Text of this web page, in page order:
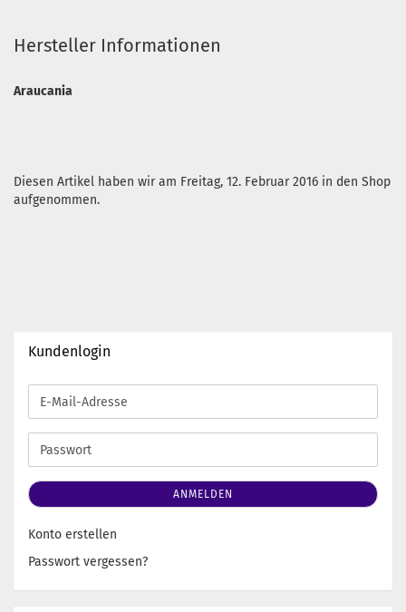
Hersteller Informationen
Araucania
Diesen Artikel haben wir am Freitag, 12. Februar 2016 in den Shop
aufgenommen.
Kundenlogin
E-
Mail-
Adresse
Passwort
ANMELDEN
Konto erstellen
Passwort vergessen?